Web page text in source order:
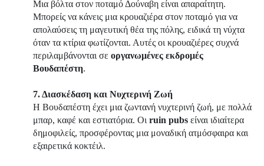
Μια βόλτα στον ποταμό Δούναβη είναι απαραίτητη.
Μπορείς να κάνεις μια κρουαζιέρα στον ποταμό για να
απολαύσεις τη μαγευτική θέα της πόλης, ειδικά τη νύχτα
όταν τα κτίρια φωτίζονται. Αυτές οι κρουαζιέρες συχνά
περιλαμβάνονται σε οργανωμένες εκδρομές
Βουδαπέστη.
7. Διασκέδαση και Νυχτερινή Ζωή
Η Βουδαπέστη έχει μια ζωντανή νυχτερινή ζωή, με πολλά
μπαρ, καφέ και εστιατόρια. Οι ruin pubs είναι ιδιαίτερα
δημοφιλείς, προσφέροντας μια μοναδική ατμόσφαιρα και
εξαιρετικά κοκτέιλ.